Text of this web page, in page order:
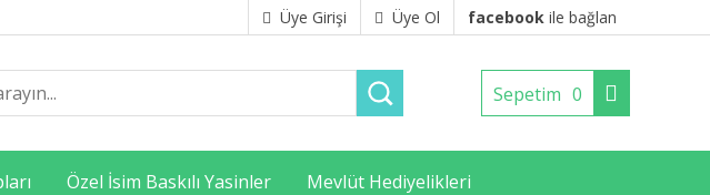
Üye Girişi Üye Ol facebook ile bağlan
Sepetim 0
Özel İsim Baskılı Yasinler Mevlüt Hediyelikleri